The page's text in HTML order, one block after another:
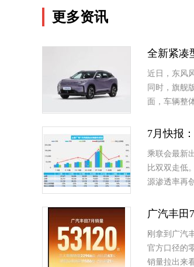
更多资讯
全新紧凑
近日，东风
同时，旗舰
面，车辆整
7月快报
乘联会最新
比双双走低
源渗透率再
广汽丰田
刚拿到广汽
官方口径的
销量拉出来